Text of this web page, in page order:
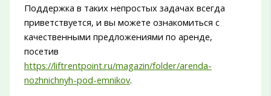
Поддержка в таких непростых задачах всегда
приветствуется, и вы можете ознакомиться с
качественными предложениями по аренде,
посетив
https://liftrentpoint.ru/magazin/folder/arenda-
nozhnichnyh-pod-emnikov.